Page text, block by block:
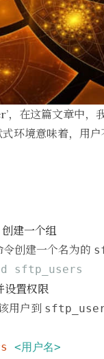
，在这篇文章中
环境意味着，用
建一个组
令创建一个名为的
sftp_users
设置权限
用户到
<用户名>